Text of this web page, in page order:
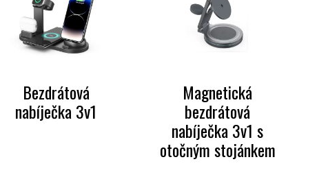
Bezdrátová
nabíječka 3v1
Magnetická
bezdrátová
nabíječka 3v1 s
otočným stojánkem